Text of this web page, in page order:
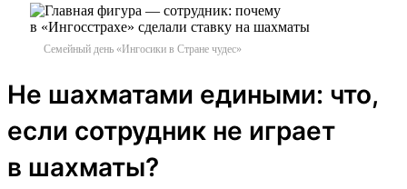
Семейный день «Ингосики в Стране чудес»
Не шахматами едиными: что,
если сотрудник не играет
в шахматы?